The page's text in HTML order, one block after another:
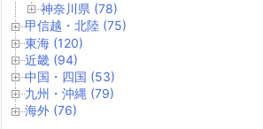
神奈川県 (78)
甲信越・北陸 (75)
東海 (120)
近畿 (94)
中国・四国 (53)
九州・沖縄 (79)
海外 (76)